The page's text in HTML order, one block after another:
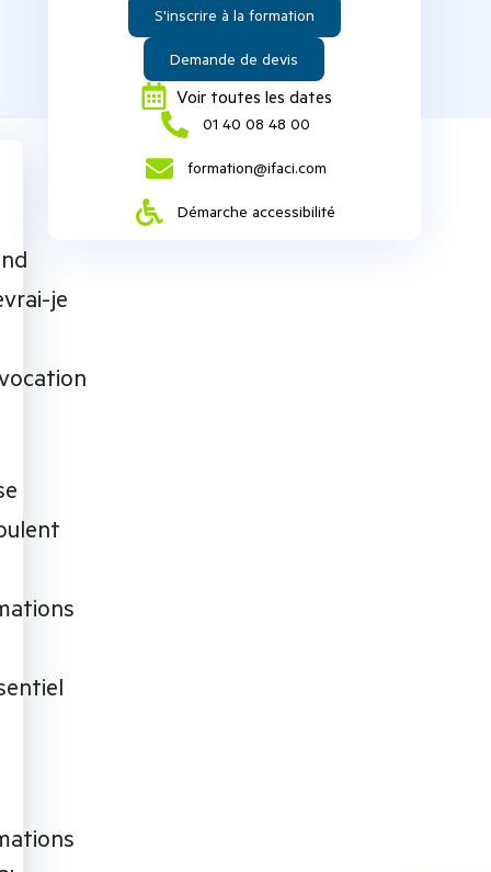
S'inscrire à la formation
Demande de devis
Voir toutes les dates
‭01 40 08 48 00‬
formation@ifaci.com
Démarche accessibilité
je